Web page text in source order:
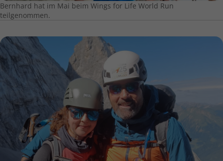
Bernhard hat im Mai beim Wings for Life World Run
teilgenommen.